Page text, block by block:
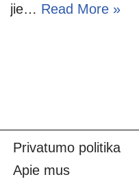
jie… Read More »
Privatumo politika
Apie mus